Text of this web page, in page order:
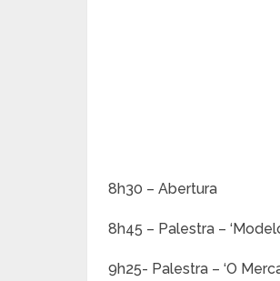
8h30 – Abertura
8h45 – Palestra –
9h25- Palestra – ‘O